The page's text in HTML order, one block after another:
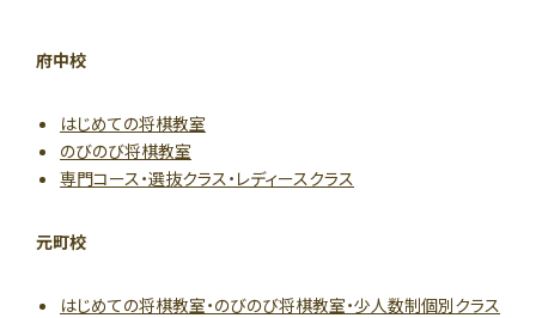
府中校
はじめての将棋教室
のびのび将棋教室
専門コース・選抜クラス・レディースクラス
元町校
はじめての将棋教室・のびのび将棋教室・少人数制個別クラス